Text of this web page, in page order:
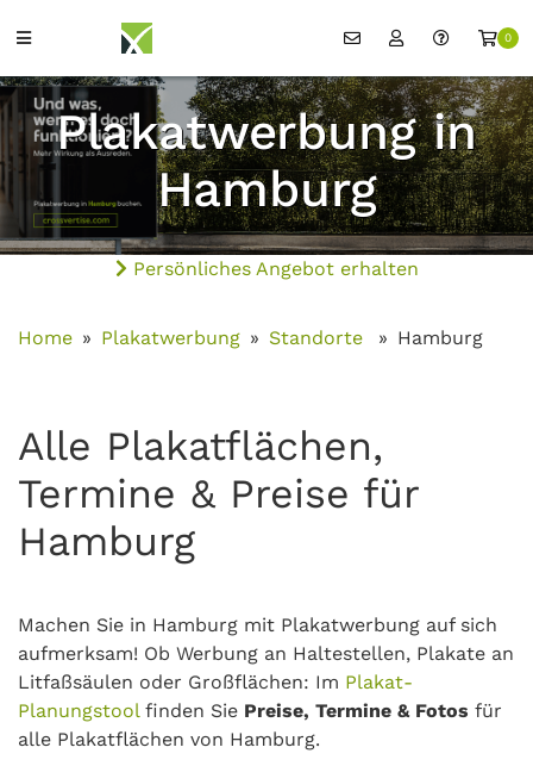
0
Plakatwerbung in
Hamburg
Persönliches Angebot erhalten
Home Plakatwerbung Standorte Hamburg
Alle Plakatflächen,
Termine & Preise für
Hamburg
Machen Sie in Hamburg mit Plakatwerbung auf sich
aufmerksam! Ob Werbung an Haltestellen, Plakate an
Litfaßsäulen oder Großflächen: Im Plakat-
Planungstoolfinden Sie Preise, Termine & Fotos für
alle Plakatflächen von Hamburg.